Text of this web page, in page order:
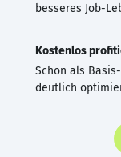
besseres Job-
Kostenlos
Schon als
deutlich